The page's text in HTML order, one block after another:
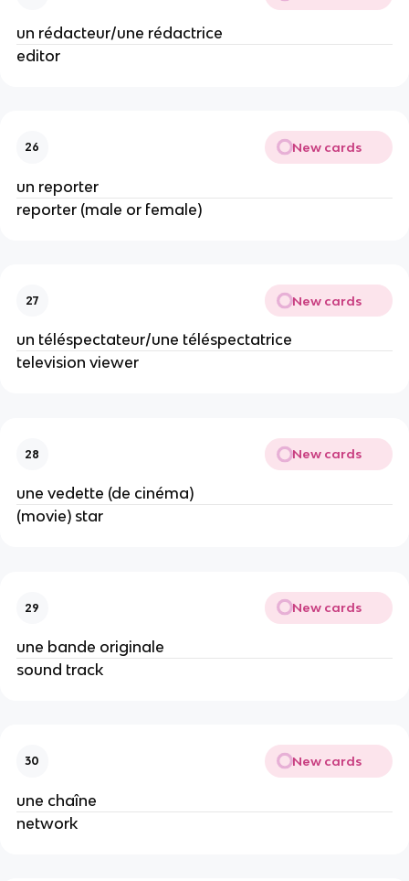
un rédacteur/une rédactrice
editor
26 New cards
un reporter
reporter (male or female)
27 New cards
un téléspectateur/une téléspectatrice
television viewer
28 New cards
une vedette (de cinéma)
(movie) star
29 New cards
une bande originale
sound track
30 New cards
une chaîne
network